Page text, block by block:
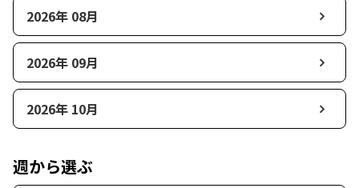
2026年 08月
2026年 09月
2026年 10月
週から選ぶ